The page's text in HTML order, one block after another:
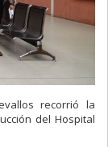
recorrió la
del Hospital